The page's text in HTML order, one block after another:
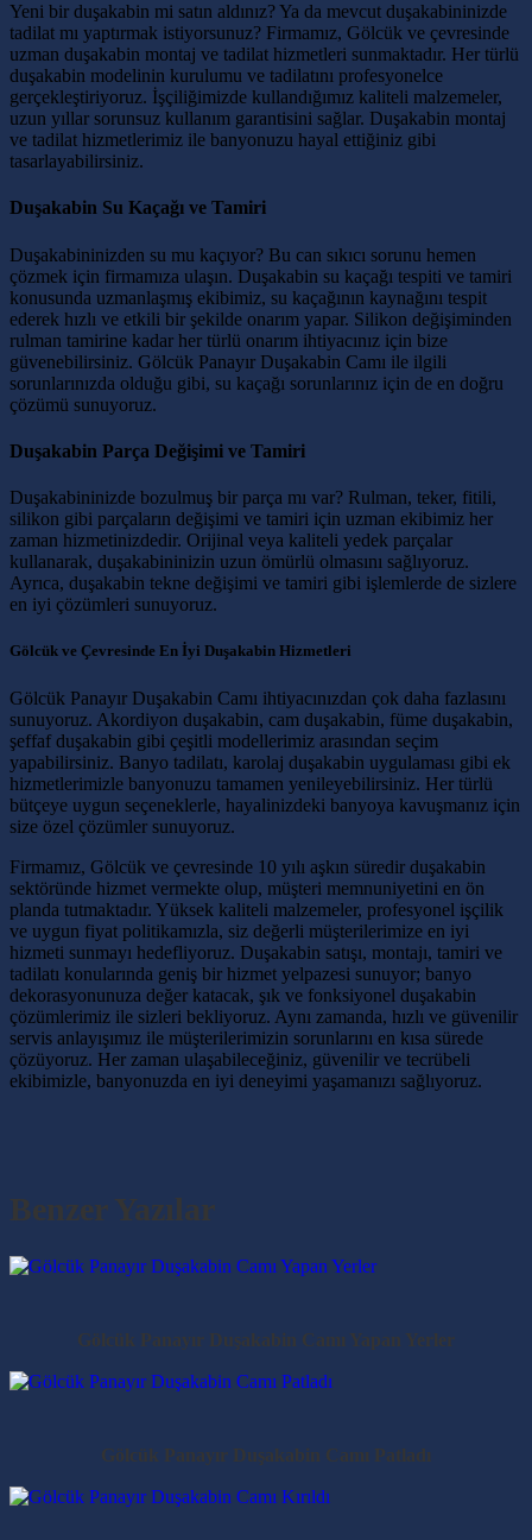
Yeni bir duşakabin mi satın aldınız? Ya da mevcut duşakabininizde
tadilat mı yaptırmak istiyorsunuz? Firmamız, Gölcük ve çevresinde
uzman duşakabin montaj ve tadilat hizmetleri sunmaktadır. Her türlü
duşakabin modelinin kurulumu ve tadilatını profesyonelce
gerçekleştiriyoruz. İşçiliğimizde kullandığımız kaliteli malzemeler,
uzun yıllar sorunsuz kullanım garantisini sağlar. Duşakabin montaj
ve tadilat hizmetlerimiz ile banyonuzu hayal ettiğiniz gibi
tasarlayabilirsiniz.
Duşakabin Su Kaçağı ve Tamiri
Duşakabininizden su mu kaçıyor? Bu can sıkıcı sorunu hemen
çözmek için firmamıza ulaşın. Duşakabin su kaçağı tespiti ve tamiri
konusunda uzmanlaşmış ekibimiz, su kaçağının kaynağını tespit
ederek hızlı ve etkili bir şekilde onarım yapar. Silikon değişiminden
rulman tamirine kadar her türlü onarım ihtiyacınız için bize
güvenebilirsiniz. Gölcük Panayır Duşakabin Camı ile ilgili
sorunlarınızda olduğu gibi, su kaçağı sorunlarınız için de en doğru
çözümü sunuyoruz.
Duşakabin Parça Değişimi ve Tamiri
Duşakabininizde bozulmuş bir parça mı var? Rulman, teker, fitili,
silikon gibi parçaların değişimi ve tamiri için uzman ekibimiz her
zaman hizmetinizdedir. Orijinal veya kaliteli yedek parçalar
kullanarak, duşakabininizin uzun ömürlü olmasını sağlıyoruz.
Ayrıca, duşakabin tekne değişimi ve tamiri gibi işlemlerde de sizlere
en iyi çözümleri sunuyoruz.
Gölcük ve Çevresinde En İyi Duşakabin Hizmetleri
Gölcük Panayır Duşakabin Camı ihtiyacınızdan çok daha fazlasını
sunuyoruz. Akordiyon duşakabin, cam duşakabin, füme duşakabin,
şeffaf duşakabin gibi çeşitli modellerimiz arasından seçim
yapabilirsiniz. Banyo tadilatı, karolaj duşakabin uygulaması gibi ek
hizmetlerimizle banyonuzu tamamen yenileyebilirsiniz. Her türlü
bütçeye uygun seçeneklerle, hayalinizdeki banyoya kavuşmanız için
size özel çözümler sunuyoruz.
Firmamız, Gölcük ve çevresinde 10 yılı aşkın süredir duşakabin
sektöründe hizmet vermekte olup, müşteri memnuniyetini en ön
planda tutmaktadır. Yüksek kaliteli malzemeler, profesyonel işçilik
ve uygun fiyat politikamızla, siz değerli müşterilerimize en iyi
hizmeti sunmayı hedefliyoruz. Duşakabin satışı, montajı, tamiri ve
tadilatı konularında geniş bir hizmet yelpazesi sunuyor; banyo
dekorasyonunuza değer katacak, şık ve fonksiyonel duşakabin
çözümlerimiz ile sizleri bekliyoruz. Aynı zamanda, hızlı ve güvenilir
servis anlayışımız ile müşterilerimizin sorunlarını en kısa sürede
çözüyoruz. Her zaman ulaşabileceğiniz, güvenilir ve tecrübeli
ekibimizle, banyonuzda en iyi deneyimi yaşamanızı sağlıyoruz.
Benzer Yazılar
Gölcük Panayır Duşakabin Camı Yapan Yerler
Gölcük Panayır Duşakabin Camı Patladı